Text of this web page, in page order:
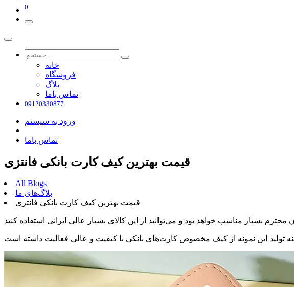
0
خانه
فروشگاه
بلاگ
تماس باما
09120330877
ورود به سیستم
تماس باما
قیمت بهترین کیف کارت بانکی فانتزی
All Blogs
بلاگ‌های ما
قیمت بهترین کیف کارت بانکی فانتزی